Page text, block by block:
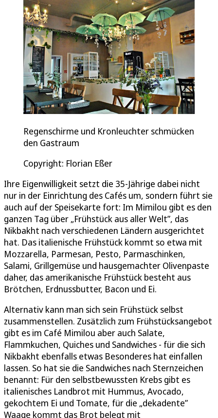
Regenschirme und Kronleuchter schmücken
den Gastraum
Copyright: Florian Eßer
Ihre Eigenwilligkeit setzt die 35-Jährige dabei nicht
nur in der Einrichtung des Cafés um, sondern führt sie
auch auf der Speisekarte fort: Im Mimilou gibt es den
ganzen Tag über „Frühstück aus aller Welt”, das
Nikbakht nach verschiedenen Ländern ausgerichtet
hat. Das italienische Frühstück kommt so etwa mit
Mozzarella, Parmesan, Pesto, Parmaschinken,
Salami, Grillgemüse und hausgemachter Olivenpaste
daher, das amerikanische Frühstück besteht aus
Brötchen, Erdnussbutter, Bacon und Ei.
Alternativ kann man sich sein Frühstück selbst
zusammenstellen. Zusätzlich zum Frühstücksangebot
gibt es im Café Mimilou aber auch Salate,
Flammkuchen, Quiches und Sandwiches - für die sich
Nikbakht ebenfalls etwas Besonderes hat einfallen
lassen. So hat sie die Sandwiches nach Sternzeichen
benannt: Für den selbstbewussten Krebs gibt es
italienisches Landbrot mit Hummus, Avocado,
gekochtem Ei und Tomate, für die „dekadente”
Waage kommt das Brot belegt mit